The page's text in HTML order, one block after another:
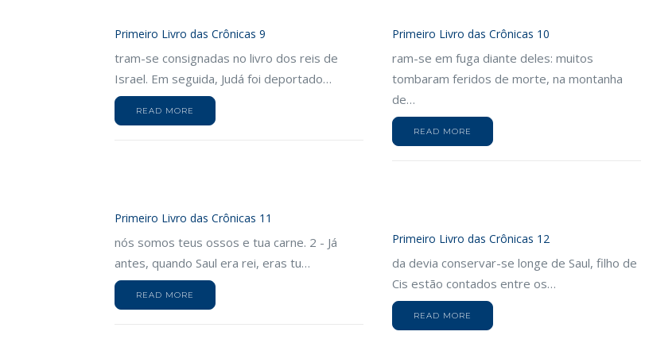
Primeiro Livro das Crônicas 9
tram-se consignadas no livro dos reis de
Israel. Em seguida, Judá foi deportado…
READ MORE
Primeiro Livro das Crônicas 10
ram-se em fuga diante deles: muitos
tombaram feridos de morte, na montanha
de…
READ MORE
Primeiro Livro das Crônicas 11
nós somos teus ossos e tua carne. 2 - Já
antes, quando Saul era rei, eras tu…
READ MORE
Primeiro Livro das Crônicas 12
da devia conservar-se longe de Saul, filho de
Cis estão contados entre os…
READ MORE